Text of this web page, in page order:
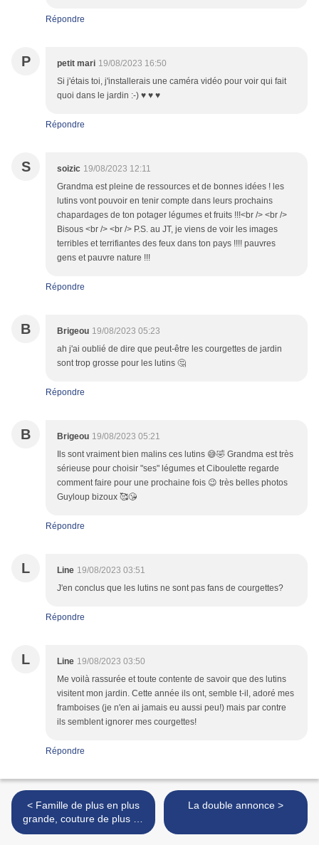
Répondre
P petit mari 19/08/2023 16:50
Si j'étais toi, j'installerais une caméra vidéo pour voir qui fait
quoi dans le jardin :-) ♥ ♥ ♥
Répondre
S soizic 19/08/2023 12:11
Grandma est pleine de ressources et de bonnes idées ! les
lutins vont pouvoir en tenir compte dans leurs prochains
chapardages de ton potager légumes et fruits !!!<br /> <br />
Bisous <br /> <br /> P.S. au JT, je viens de voir les images
terribles et terrifiantes des feux dans ton pays !!!! pauvres
gens et pauvre nature !!!
Répondre
B Brigeou 19/08/2023 05:23
ah j'ai oublié de dire que peut-être les courgettes de jardin
sont trop grosse pour les lutins 🤔
Répondre
B Brigeou 19/08/2023 05:21
Ils sont vraiment bien malins ces lutins 😅🤣 Grandma est très
sérieuse pour choisir "ses" légumes et Ciboulette regarde
comment faire pour une prochaine fois 😉 très belles photos
Guyloup bizoux 🥰😘
Répondre
L Line 19/08/2023 03:51
J'en conclus que les lutins ne sont pas fans de courgettes?
Répondre
L Line 19/08/2023 03:50
Me voilà rassurée et toute contente de savoir que des lutins
visitent mon jardin. Cette année ils ont, semble t-il, adoré mes
framboises (je n'en ai jamais eu aussi peu!) mais par contre
ils semblent ignorer mes courgettes!
Répondre
< Famille de plus en plus
grande, couture de plus en
plus petite
La double annonce >